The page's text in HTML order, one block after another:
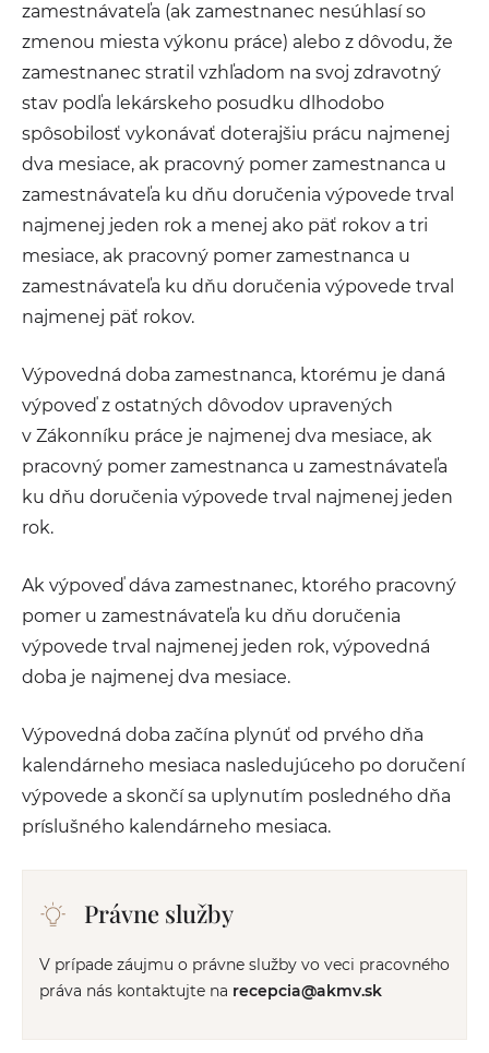
zamestnávateľa (ak zamestnanec nesúhlasí so
zmenou miesta výkonu práce) alebo z dôvodu, že
zamestnanec stratil vzhľadom na svoj zdravotný
stav podľa lekárskeho posudku dlhodobo
spôsobilosť vykonávať doterajšiu prácu najmenej
dva mesiace, ak pracovný pomer zamestnanca u
zamestnávateľa ku dňu doručenia výpovede trval
najmenej jeden rok a menej ako päť rokov a tri
mesiace, ak pracovný pomer zamestnanca u
zamestnávateľa ku dňu doručenia výpovede trval
najmenej päť rokov.
Výpovedná doba zamestnanca, ktorému je daná
výpoveď z ostatných dôvodov upravených
v Zákonníku práce je najmenej dva mesiace, ak
pracovný pomer zamestnanca u zamestnávateľa
ku dňu doručenia výpovede trval najmenej jeden
rok.
Ak výpoveď dáva zamestnanec, ktorého pracovný
pomer u zamestnávateľa ku dňu doručenia
výpovede trval najmenej jeden rok, výpovedná
doba je najmenej dva mesiace.
Výpovedná doba začína plynúť od prvého dňa
kalendárneho mesiaca nasledujúceho po doručení
výpovede a skončí sa uplynutím posledného dňa
príslušného kalendárneho mesiaca.
Právne služby
V prípade záujmu o právne služby vo veci pracovného
práva nás kontaktujte na recepcia@akmv.sk